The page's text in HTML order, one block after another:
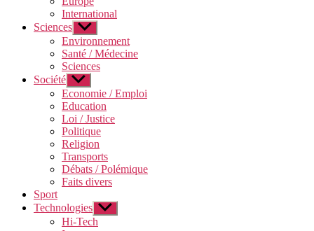
International
Sciences Afficher
le
sous-
menu
Environnement
Santé / Médecine
Sciences
Société Afficher
le
sous-
menu
Economie / Emploi
Education
Loi / Justice
Politique
Religion
Transports
Débats / Polémique
Faits divers
Sport
Technologies Afficher
le
sous-
Hi-Tech